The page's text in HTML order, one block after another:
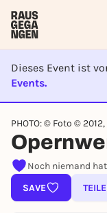
Dieses Event ist
Events.
PHOTO: © Foto ©
Noch niemand
SAVE
Sign up
To like
lotteries, you